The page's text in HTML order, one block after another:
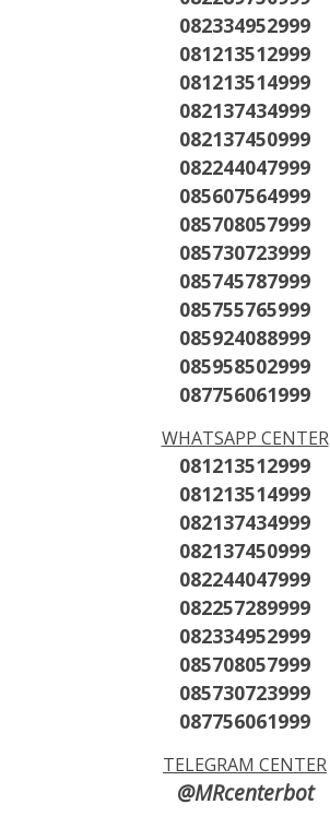
082334952999
081213512999
081213514999
082137434999
082137450999
082244047999
085607564999
085708057999
085730723999
085745787999
085755765999
085924088999
085958502999
087756061999
WHATSAPP CENTER
081213512999
081213514999
082137434999
082137450999
082244047999
082257289999
082334952999
085708057999
085730723999
087756061999
TELEGRAM CENTER
@MRcenterbot